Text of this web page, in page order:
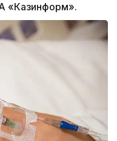
«Казинформ».